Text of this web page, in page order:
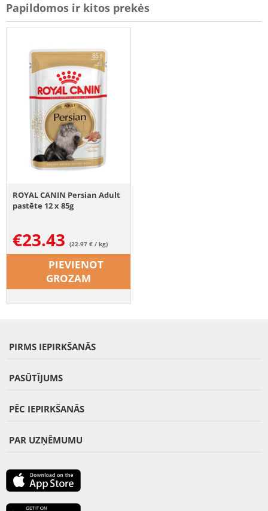
Papildomos ir kitos prekės
ROYAL CANIN Persian Adult
pastēte 12 x 85g
€23.43 (22.97 € / kg)
PIEVIENOT
GROZAM
PIRMS IEPIRKŠANĀS
PASŪTĪJUMS
PĒC IEPIRKŠANĀS
PAR UZŅĒMUMU